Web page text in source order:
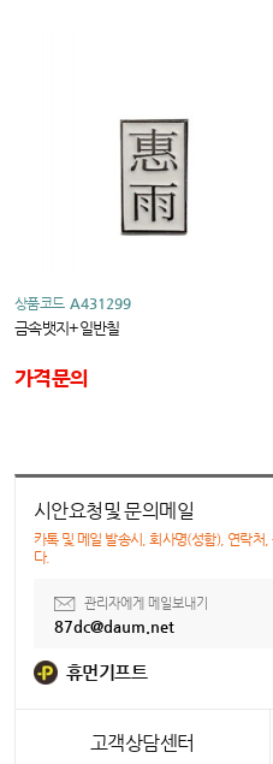
상품코드 A431299
금속뱃지+일반칠
가격문의
시안요청및 문의메일
카톡 및 메일 발송시, 회사명(성함), 연락처
다.
관리자에게 메일보내기
87dc@daum.net
휴먼기프트
고객상담센터